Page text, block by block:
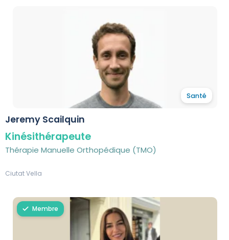
Santé
Jeremy Scailquin
Kinésithérapeute
Thérapie Manuelle Orthopédique (TMO)
Ciutat Vella
Membre